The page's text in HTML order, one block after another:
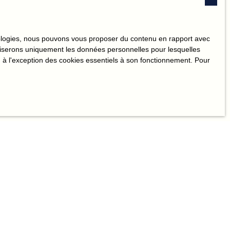
nous pouvons vous proposer du contenu en rapport avec
uniquement les données personnelles pour lesquelles
l'exception des cookies essentiels à son fonctionnement. Pour